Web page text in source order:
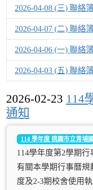
2026-04-08 (三) 聯絡
2026-04-07 (二) 聯絡
2026-04-06 (一) 聯絡
2026-04-03 (五) 聯絡
2026-02-23 114
通知
114 學年度 桃園市立青埔
114學年度第2學期行
有關本學期行事曆
度及2-3期校舍使用